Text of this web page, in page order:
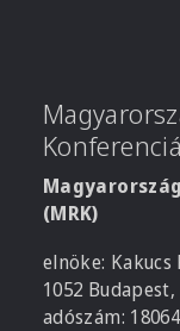
(MRK)
elnöke: Kakucs
1052
adószám: